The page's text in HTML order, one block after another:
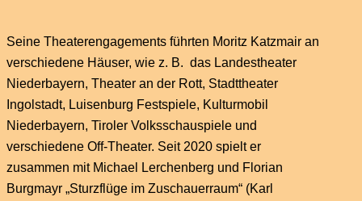
Seine Theaterengagements führten Moritz Katzmair an
verschiedene Häuser, wie z. B. das Landestheater
Niederbayern, Theater an der Rott, Stadttheater
Ingolstadt, Luisenburg Festspiele, Kulturmobil
Niederbayern, Tiroler Volksschauspiele und
verschiedene Off-Theater. Seit 2020 spielt er
zusammen mit Michael Lerchenberg und Florian
Burgmayr „Sturzflüge im Zuschauerraum“ (Karl